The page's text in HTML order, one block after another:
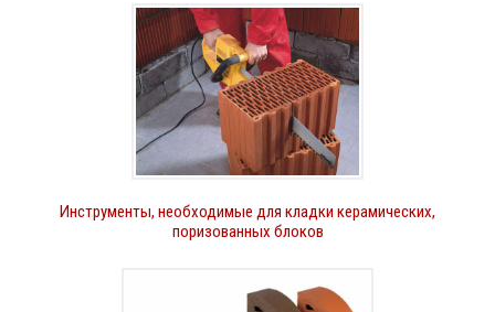
Инструменты, необходимые для кладки керамических,
поризованных блоков